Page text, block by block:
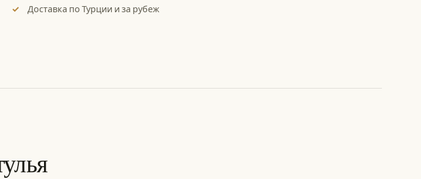
Доставка по Турции и за рубеж